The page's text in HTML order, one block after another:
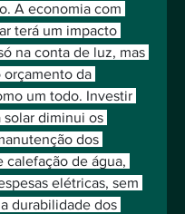
A economia com
terá um impacto
na conta de luz, mas
orçamento da
um todo. Investir
solar diminui os
dos
calefação de água,
elétricas, sem
durabilidade dos